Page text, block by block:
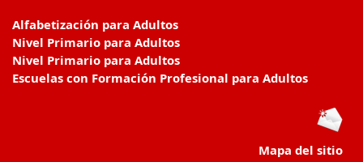
Alfabetización para Adultos
Nivel Primario para Adultos
Nivel Primario para Adultos
Escuelas con Formación Profesional para Adultos
Mapa del sitio